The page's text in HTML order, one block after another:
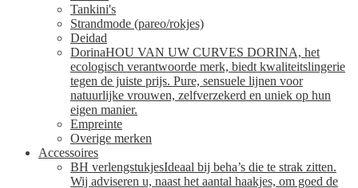
Tankini's
Strandmode (pareo/rokjes)
Deidad
DorinaHOU VAN UW CURVES DORINA, het
ecologisch verantwoorde merk, biedt kwaliteitslingerie
tegen de juiste prijs. Pure, sensuele lijnen voor
natuurlijke vrouwen, zelfverzekerd en uniek op hun
eigen manier.
Empreinte
Overige merken
Accessoires
BH verlengstukjesIdeaal bij beha’s die te strak zitten.
Wij adviseren u, naast het aantal haakjes, om goed de